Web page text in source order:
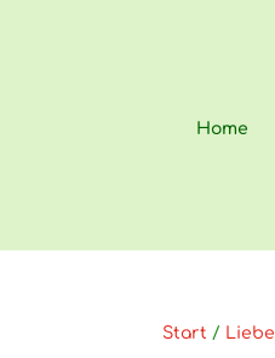
Home
Start / Liebe